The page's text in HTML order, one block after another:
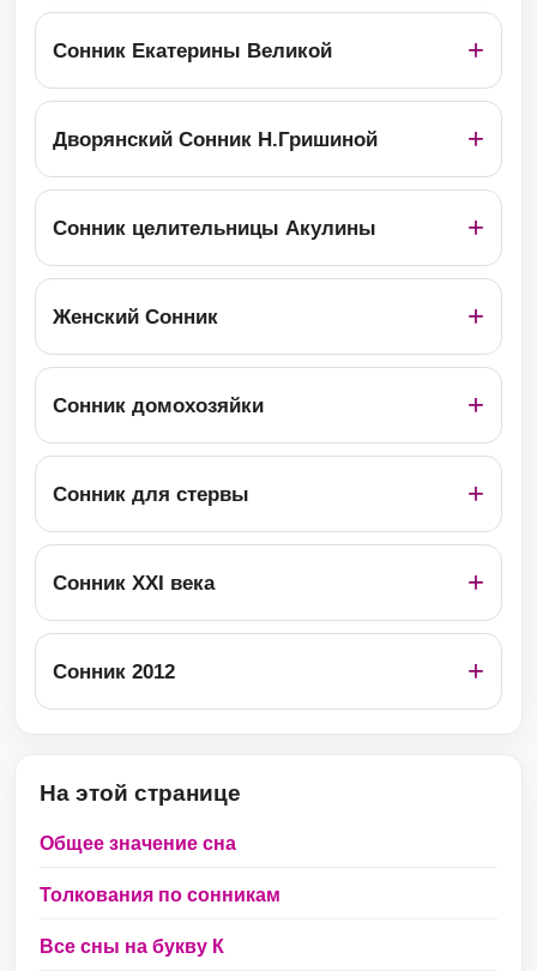
Сонник Екатерины Великой
Дворянский Сонник Н.Гришиной
Сонник целительницы Акулины
Женский Сонник
Сонник домохозяйки
Сонник для стервы
Сонник ХХІ века
Сонник 2012
На этой странице
Общее значение сна
Толкования по сонникам
Все сны на букву К